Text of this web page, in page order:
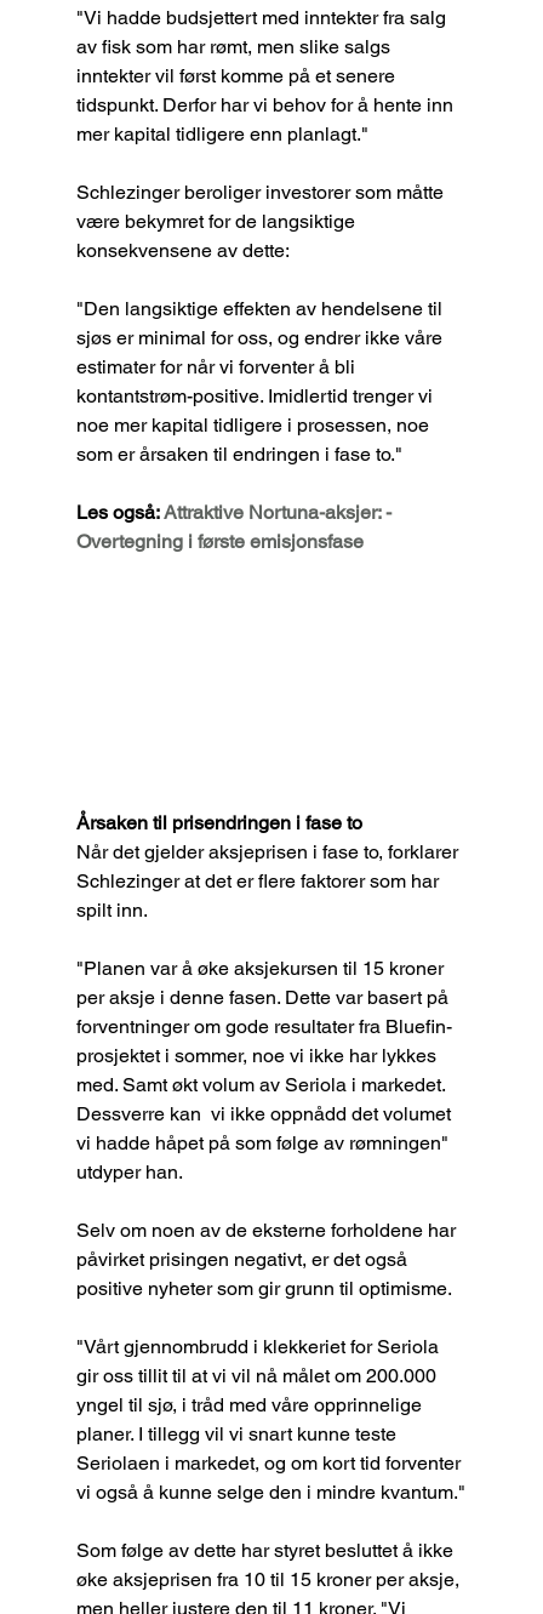
"Vi hadde budsjettert med inntekter fra salg
av fisk som har rømt, men slike salgs
inntekter vil først komme på et senere
tidspunkt. Derfor har vi behov for å hente inn
mer kapital tidligere enn planlagt."
Schlezinger beroliger investorer som måtte
være bekymret for de langsiktige
konsekvensene av dette:
"Den langsiktige effekten av hendelsene til
sjøs er minimal for oss, og endrer ikke våre
estimater for når vi forventer å bli
kontantstrøm-positive. Imidlertid trenger vi
noe mer kapital tidligere i prosessen, noe
som er årsaken til endringen i fase to."
Les også: Attraktive Nortuna-aksjer: -
Overtegning i første emisjonsfase
Årsaken til prisendringen i fase to
Når det gjelder aksjeprisen i fase to, forklarer
Schlezinger at det er flere faktorer som har
spilt inn.
"Planen var å øke aksjekursen til 15 kroner
per aksje i denne fasen. Dette var basert på
forventninger om gode resultater fra Bluefin-
prosjektet i sommer, noe vi ikke har lykkes
med. Samt økt volum av Seriola i markedet.
Dessverre kan  vi ikke oppnådd det volumet
vi hadde håpet på som følge av rømningen"
utdyper han.
Selv om noen av de eksterne forholdene har
påvirket prisingen negativt, er det også
positive nyheter som gir grunn til optimisme.
"Vårt gjennombrudd i klekkeriet for Seriola
gir oss tillit til at vi vil nå målet om 200.000
yngel til sjø, i tråd med våre opprinnelige
planer. I tillegg vil vi snart kunne teste
Seriolaen i markedet, og om kort tid forventer
vi også å kunne selge den i mindre kvantum."
Som følge av dette har styret besluttet å ikke
øke aksjeprisen fra 10 til 15 kroner per aksje,
men heller justere den til 11 kroner. "Vi